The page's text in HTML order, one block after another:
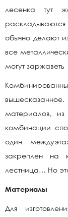
лесенка тут
обычно делают
все
могут заржаветь
материалов,
комбинации
один
закреплен на
лестница… Но
Материалы
Для